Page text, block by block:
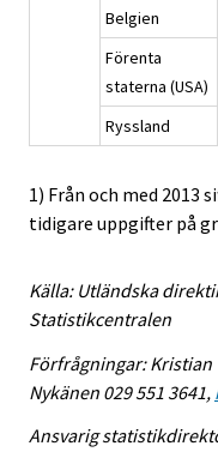
Belgien
Förenta
staterna (USA)
Ryssland
1) Från och med 2013
tidigare uppgifter på
Källa: Utländska
Statistikcentralen
Förfrågningar: Kristian
Nykänen 029 551 3641,
Ansvarig